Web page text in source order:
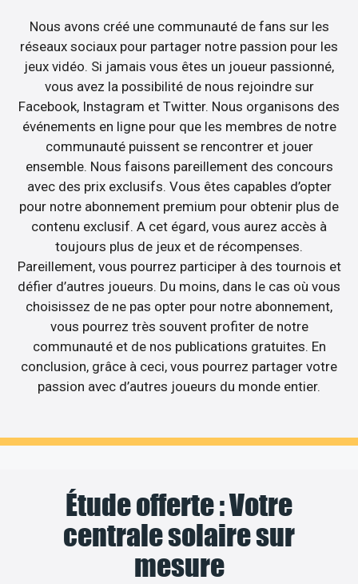
Nous avons créé une communauté de fans sur les
réseaux sociaux pour partager notre passion pour les
jeux vidéo. Si jamais vous êtes un joueur passionné,
vous avez la possibilité de nous rejoindre sur
Facebook, Instagram et Twitter. Nous organisons des
événements en ligne pour que les membres de notre
communauté puissent se rencontrer et jouer
ensemble. Nous faisons pareillement des concours
avec des prix exclusifs. Vous êtes capables d’opter
pour notre abonnement premium pour obtenir plus de
contenu exclusif. A cet égard, vous aurez accès à
toujours plus de jeux et de récompenses.
Pareillement, vous pourrez participer à des tournois et
défier d’autres joueurs. Du moins, dans le cas où vous
choisissez de ne pas opter pour notre abonnement,
vous pourrez très souvent profiter de notre
communauté et de nos publications gratuites. En
conclusion, grâce à ceci, vous pourrez partager votre
passion avec d’autres joueurs du monde entier.
Étude offerte : Votre
centrale solaire sur
mesure